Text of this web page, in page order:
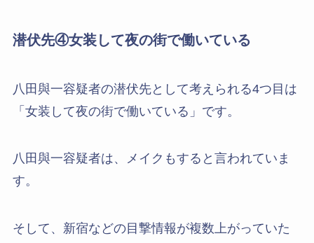
潜伏先④女装して夜の街で働いている
八田與一容疑者の潜伏先として考えられる4つ目は
「女装して夜の街で働いている」です。
八田與一容疑者は、メイクもすると言われていま
す。
そして、新宿などの目撃情報が複数上がっていた